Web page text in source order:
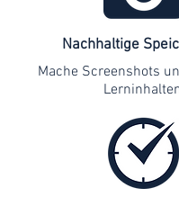
Nachhaltige
Mache Screenshots